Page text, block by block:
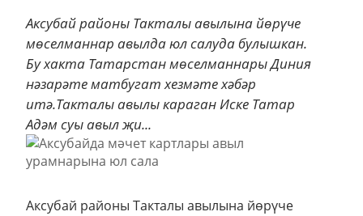
Аксубай районы Такталы авылына йөрүче
мөселманнар авылда юл салуда булышкан.
Бу хакта Татарстан мөселманнары Диния
нәзарәте матбугат хезмәте хәбәр
итә.Такталы авылы караган Иске Татар
Адәм суы авыл җи...
Аксубай районы Такталы авылына йөрүче